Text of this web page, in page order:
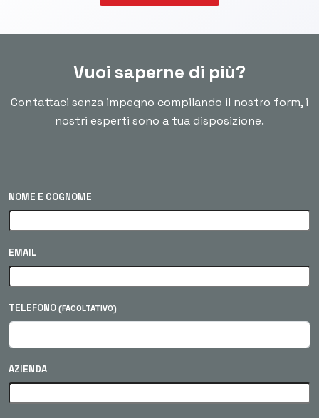
Vuoi saperne di più?
Contattaci senza impegno compilando il nostro form, i
nostri esperti sono a tua disposizione.
NOME E COGNOME
EMAIL
TELEFONO (FACOLTATIVO)
AZIENDA